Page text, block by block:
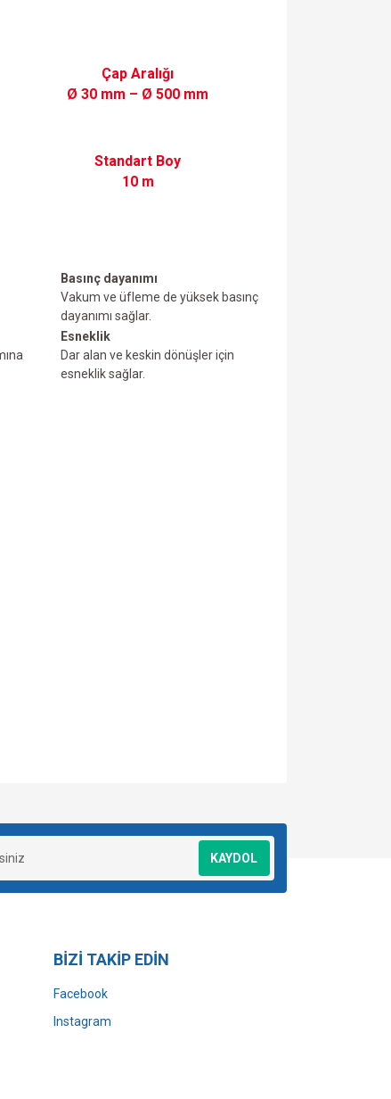
Çap Aralığı
Ø 30 mm – Ø 500 mm
Standart Boy
10 m
Basınç dayanımı
Vakum ve üfIeme de yüksek basınç
dayanımı sağlar.
Esneklik
Dar alan ve keskin dönüşler için
esneklik sağlar.
KAYDOL
BİZİ TAKİP EDİN
Facebook
Instagram